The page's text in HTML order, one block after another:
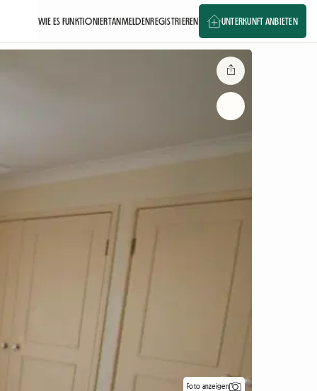
WIE ES FUNKTIONIERTANMELDENREGISTRIEREN UNTERKUNFT ANBIETEN
Foto anzeigen